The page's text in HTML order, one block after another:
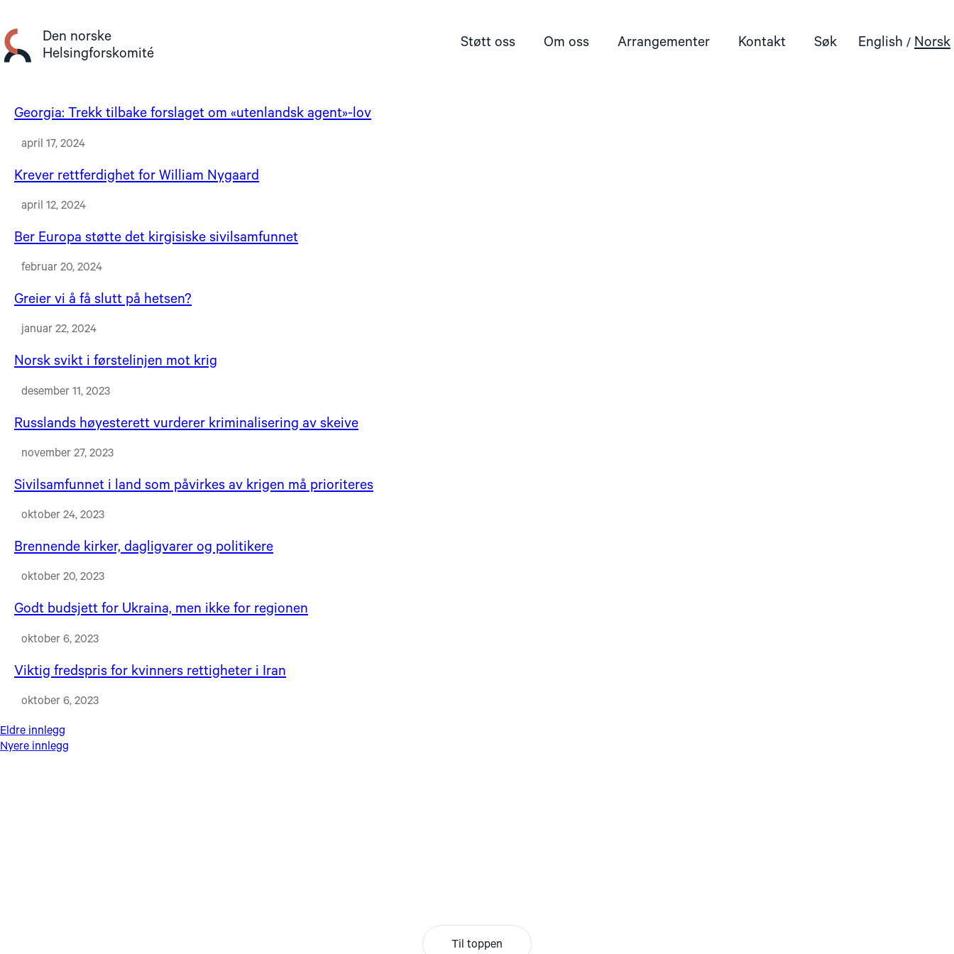
innhold
Den norske
Helsingforskomité
Støtt oss Om oss Arrangementer Kontakt Søk English Norsk
Georgia: Trekk tilbake forslaget om «utenlandsk agent»-lov
april 17, 2024
Krever rettferdighet for William Nygaard
april 12, 2024
Ber Europa støtte det kirgisiske sivilsamfunnet
februar 20, 2024
Greier vi å få slutt på hetsen?
januar 22, 2024
Norsk svikt i førstelinjen mot krig
desember 11, 2023
Russlands høyesterett vurderer kriminalisering av skeive
november 27, 2023
Sivilsamfunnet i land som påvirkes av krigen må prioriteres
oktober 24, 2023
Brennende kirker, dagligvarer og politikere
oktober 20, 2023
Godt budsjett for Ukraina, men ikke for regionen
oktober 6, 2023
Viktig fredspris for kvinners rettigheter i Iran
oktober 6, 2023
Innleggnavigasjon
Eldre innlegg
Nyere innlegg
Til toppen